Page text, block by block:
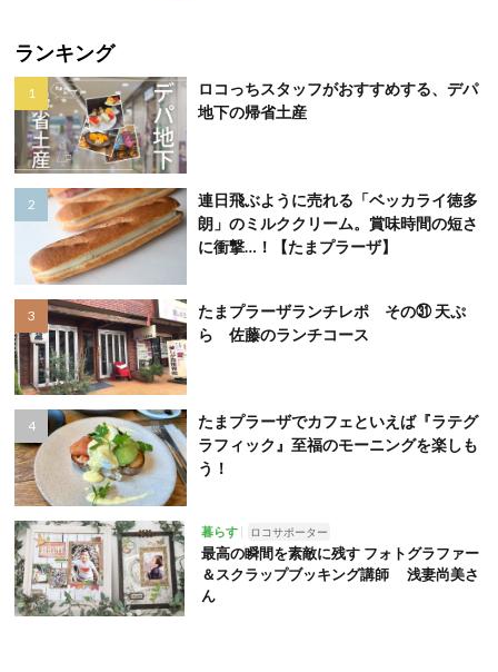
ランキング
ロコっちスタッフがおすすめする、デパ
地下の帰省土産
連日飛ぶように売れる「ベッカライ徳多
朗」のミルククリーム。賞味時間の短さ
に衝撃…！【たまプラーザ】
たまプラーザランチレポ その㉛ 天ぷ
ら 佐藤のランチコース
たまプラーザでカフェといえば『ラテグ
ラフィック』至福のモーニングを楽しも
う！
暮らす ロコサポーター
最高の瞬間を素敵に残す フォトグラファー
＆スクラップブッキング講師 浅妻尚美さ
ん